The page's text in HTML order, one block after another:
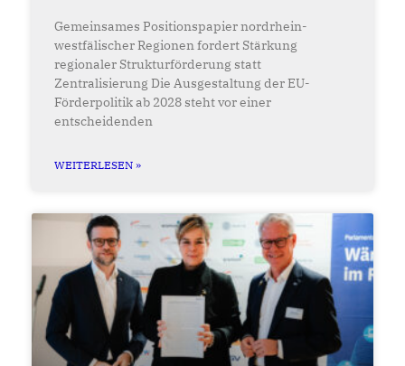
Gemeinsames Positionspapier nordrhein-
westfälischer Regionen fordert Stärkung
regionaler Strukturförderung statt
Zentralisierung Die Ausgestaltung der EU-
Förderpolitik ab 2028 steht vor einer
entscheidenden
WEITERLESEN »